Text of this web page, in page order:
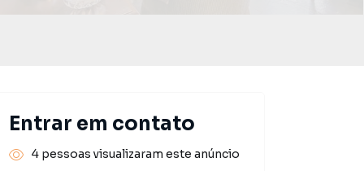
Entrar em contato
4 pessoas visualizaram este anúncio